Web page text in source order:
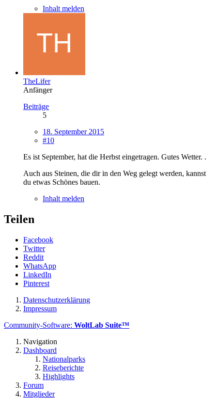
Inhalt melden
TheLifer
Anfänger
Beiträge
5
18. September 2015
#10
Es ist September, hat die Herbst eingetragen. Gutes Wetter. .
Auch aus Steinen, die dir in den Weg gelegt werden, kannst
du etwas Schönes bauen.
Inhalt melden
Teilen
Facebook
Twitter
Reddit
WhatsApp
LinkedIn
Pinterest
Datenschutzerklärung
Impressum
Community-Software: WoltLab Suite™
Navigation
Dashboard
Nationalparks
Reiseberichte
Highlights
Forum
Mitglieder